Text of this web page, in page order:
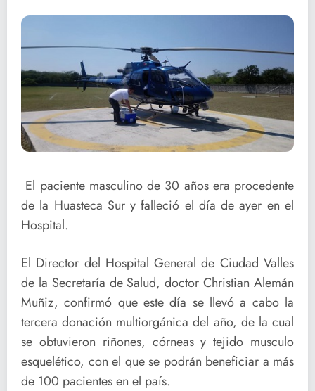
El paciente masculino de 30 años era procedente
de la Huasteca Sur y falleció el día de ayer en el
Hospital.
El Director del Hospital General de Ciudad Valles
de la Secretaría de Salud, doctor Christian Alemán
Muñiz, confirmó que este día se llevó a cabo la
tercera donación multiorgánica del año, de la cual
se obtuvieron riñones, córneas y tejido musculo
esquelético, con el que se podrán beneficiar a más
de 100 pacientes en el país.